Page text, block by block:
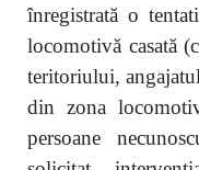
înregistrată o
locomotivă casată
teritoriului,
din zona
persoane